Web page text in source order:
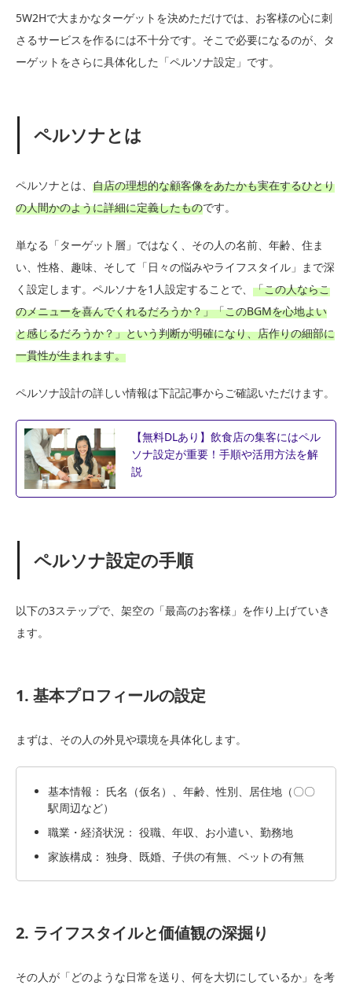
5W2Hで大まかなターゲットを決めただけでは、お客様の心に刺
さるサービスを作るには不十分です。そこで必要になるのが、タ
ーゲットをさらに具体化した「ペルソナ設定」です。
ペルソナとは
ペルソナとは、 自店の理想的な顧客像をあたかも実在するひとり
の人間かのように詳細に定義したものです。
単なる「ターゲット層」ではなく、その人の名前、年齢、住ま
い、性格、趣味、そして「日々の悩みやライフスタイル」まで深
く設定します。ペルソナを1人設定することで、 「この人ならこ
のメニューを喜んでくれるだろうか？」「このBGMを心地よい
と感じるだろうか？」という判断が明確になり、店作りの細部に
一貫性が生まれます。
ペルソナ設計の詳しい情報は下記記事からご確認いただけます。
【無料DLあり】飲食店の集客にはペル
ソナ設定が重要！手順や活用方法を解
説
ペルソナ設定の手順
以下の3ステップで、架空の「最高のお客様」を作り上げていき
ます。
1. 基本プロフィールの設定
まずは、その人の外見や環境を具体化します。
基本情報： 氏名（仮名）、年齢、性別、居住地（〇〇
駅周辺など）
職業・経済状況： 役職、年収、お小遣い、勤務地
家族構成： 独身、既婚、子供の有無、ペットの有無
2. ライフスタイルと価値観の深掘り
その人が「どのような日常を送り、何を大切にしているか」を考